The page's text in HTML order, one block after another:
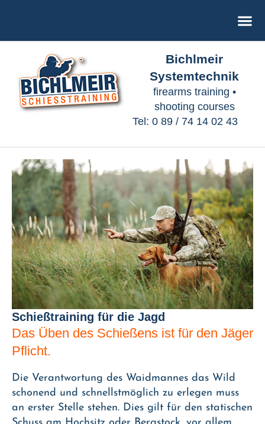
Bichlmeir
Systemtechnik
firearms training •
shooting courses
Tel: 0 89 / 74 14 02 43
Schießtraining für die Jagd
Das Üben des Schießens ist für den Jäger
Pflicht.
Die Verantwortung des Waidmannes das Wild
schonend und schnellstmöglich zu erlegen muss
an erster Stelle stehen. Dies gilt für den statischen